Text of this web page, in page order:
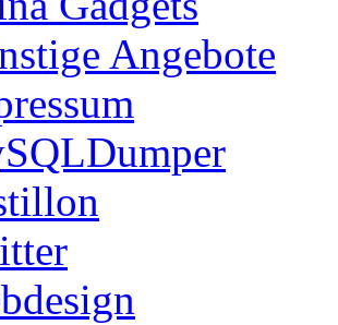
Angebote